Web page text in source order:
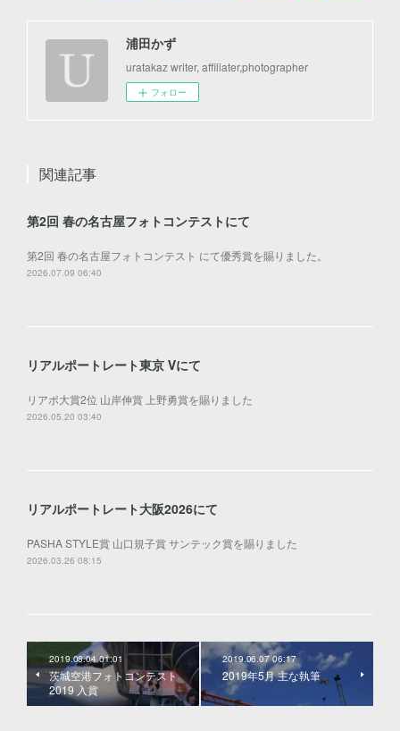
浦田かず
uratakaz writer, affiliater,photographer
フォロー
関連記事
第2回 春の名古屋フォトコンテストにて
第2回 春の名古屋フォトコンテスト にて優秀賞を賜りました。
2026.07.09 06:40
リアルポートレート東京 Ⅴにて
リアポ大賞2位 山岸伸賞 上野勇賞を賜りました
2026.05.20 03:40
リアルポートレート大阪2026にて
PASHA STYLE賞 山口規子賞 サンテック賞を賜りました
2026.03.26 08:15
2019.08.04 01:01
茨城空港フォトコンテスト
2019 入賞
2019.06.07 06:17
2019年5月 主な執筆